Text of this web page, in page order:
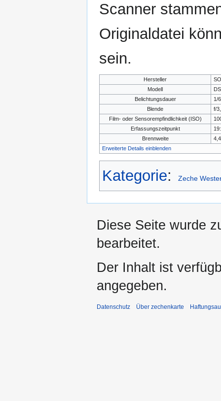
Scanner
Originaldatei
sein.
Hersteller
Modell
Belichtungsdauer
1/
Blende
f/
Film- oder Sensorempfindlichkeit (ISO)
Erfassungszeitpunkt
Brennweite
Erweiterte Details einblenden
Kategorie: Zeche
Diese Seite wurde
bearbeitet.
Der Inhalt ist
angegeben.
Datenschutz Über zechenkarte